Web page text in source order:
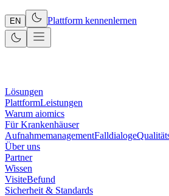
EN Plattform kennenlernen
Lösungen
PlattformLeistungen
Warum aiomics
Für Krankenhäuser
AufnahmemanagementFalldialoge
Über uns
Partner
Wissen
VisiteBefund
Sicherheit & Standards